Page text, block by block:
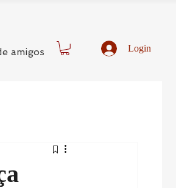
amigos Login